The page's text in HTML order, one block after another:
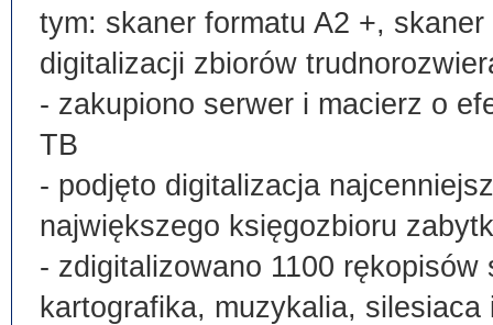
tym: skaner formatu A2 +,
digitalizacji zbiorów
- zakupiono serwer i macierz o
TB
- podjęto digitalizacja
największego księgozbioru
- zdigitalizowano 1100
kartografika, muzykalia, silesiaca